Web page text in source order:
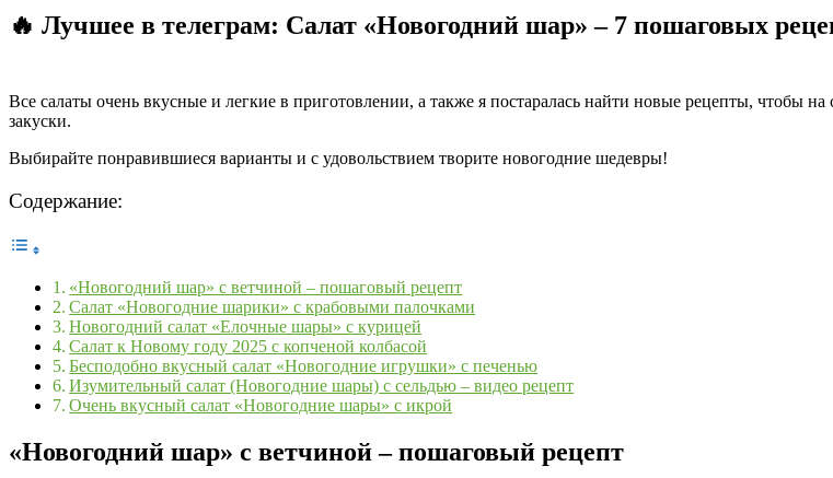
🔥 Лучшее в телеграм: Салат «Новогодний шар» – 7 пошаговых
Все салаты очень вкусные и легкие в приготовлении, а также я постаралась найти новые рецепты, чтобы
закуски.
Выбирайте понравившиеся варианты и с удовольствием творите новогодние шедевры!
Содержание:
«Новогодний шар» с ветчиной – пошаговый рецепт
Салат «Новогодние шарики» с крабовыми палочками
Новогодний салат «Елочные шары» с курицей
Салат к Новому году 2025 с копченой колбасой
Бесподобно вкусный салат «Новогодние игрушки» с печенью
Изумительный салат (Новогодние шары) с сельдью – видео рецепт
Очень вкусный салат «Новогодние шары» с икрой
«Новогодний шар» с ветчиной – пошаговый рецепт